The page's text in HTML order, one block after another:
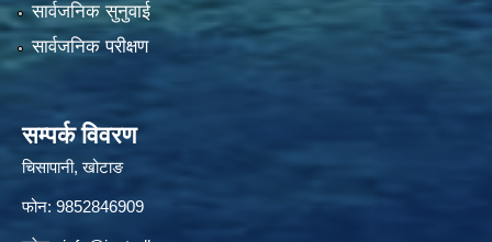
सार्वजनिक सुनुवाई
सार्वजनिक परीक्षण
सम्पर्क विवरण
चिसापानी, खोटाङ
फोन: 9852846909